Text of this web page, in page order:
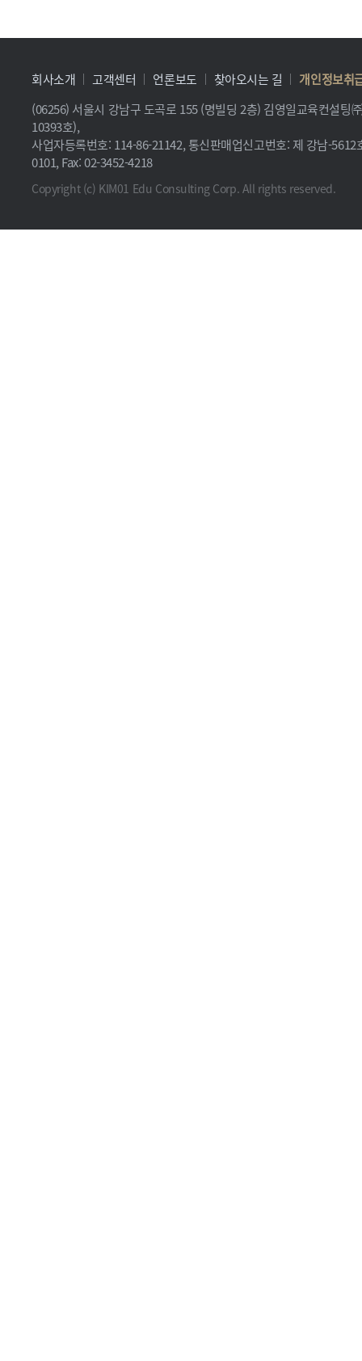
회사소개 고객센터 언론보도 찾아오시는 길
개인정보취
(06256) 서울시 강남구 도곡로 155 (명빌딩 2층) 김영일교육컨설팅
10393호),
사업자등록번호: 114-86-21142, 통신판매업신고번호: 제 강남-
0101, Fax: 02-3452-4218
Copyright (c) KIM01 Edu Consulting Corp. All rights reserved.